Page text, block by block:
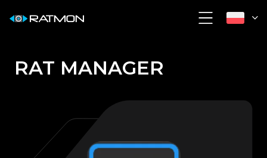
RAT MANAGER